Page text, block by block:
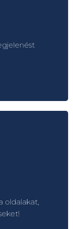
oldalakat,